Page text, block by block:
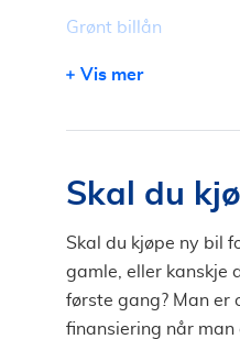
Skal du
Skal du kjøpe ny bil
gamle, eller kanskje
første gang? Man er
finansiering når man
Grønt billån
Billån ung
Vis mer